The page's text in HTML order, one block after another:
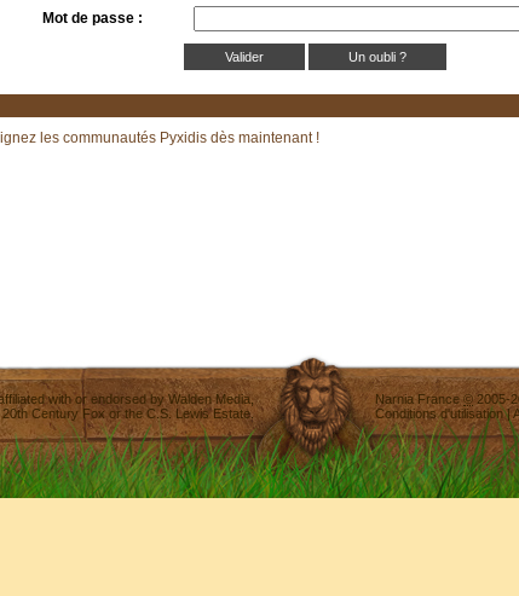
Mot de passe :
Un oubli ?
les communautés Pyxidis dès maintenant !
with or endorsed byWalden Media
Century Fox or the C.S. Lewis Estate.
Narnia France ©2005-
Conditions d'utilisation|